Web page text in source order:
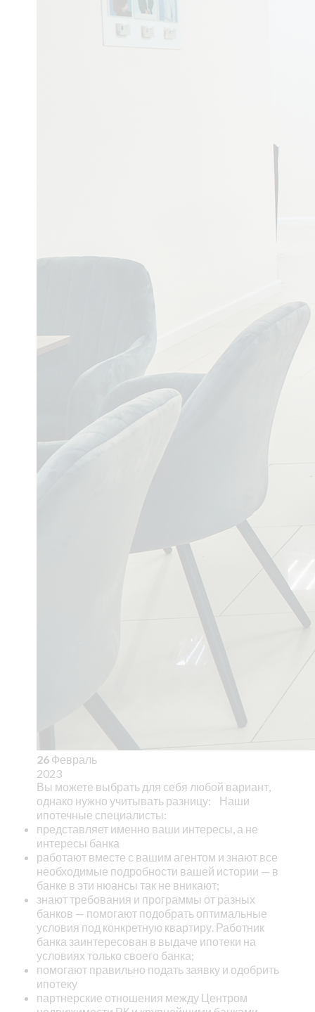
26 Февраль
2023
Вы можете выбрать для себя любой вариант,
однако нужно учитывать разницу:
Наши
ипотечные специалисты:
представляет именно ваши интересы, а не
интересы банка
работают вместе с вашим агентом и знают все
необходимые подробности вашей истории — в
банке в эти нюансы так не вникают;
знают требования и программы от разных
банков — помогают подобрать оптимальные
условия под конкретную квартиру. Работник
банка заинтересован в выдаче ипотеки на
условиях только своего банка;
помогают правильно подать заявку и одобрить
ипотеку
партнерские отношения между Центром